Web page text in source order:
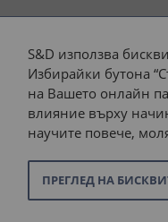
права запазени.
S&D използва
Избирайки бутона
на Вашето онлайн
влияние върху
научите повече,
ПРЕГЛЕД НА